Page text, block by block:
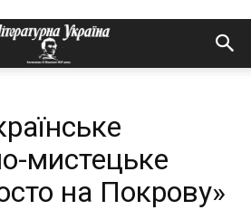
мистецьке
на Покрову»